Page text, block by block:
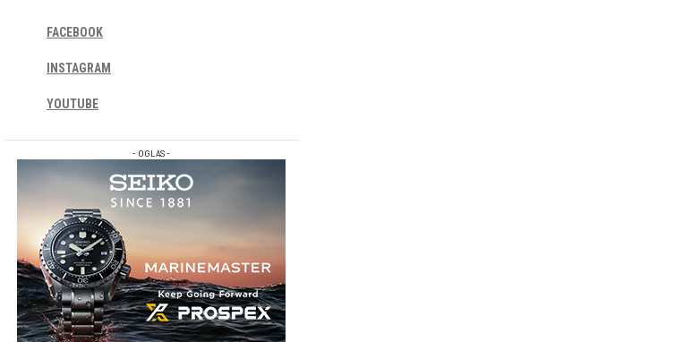
FACEBOOK
INSTAGRAM
YOUTUBE
- OGLAS -